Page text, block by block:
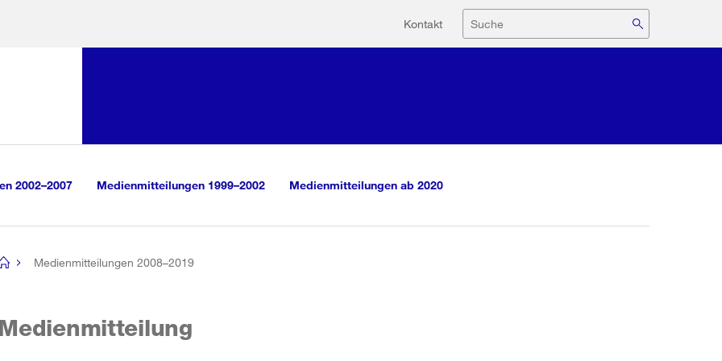
Hilfsnavigation
Kontakt Suche
2002–2007 Medienmitteilungen 1999–2002 Medienmitteilungen ab 2020
Medienmitteilungen 2008–2019